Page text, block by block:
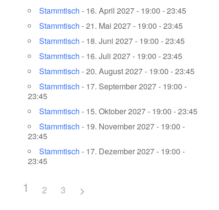
Stammtisch - 16. April 2027 - 19:00 - 23:45
Stammtisch - 21. Mai 2027 - 19:00 - 23:45
Stammtisch - 18. Juni 2027 - 19:00 - 23:45
Stammtisch - 16. Juli 2027 - 19:00 - 23:45
Stammtisch - 20. August 2027 - 19:00 - 23:45
Stammtisch - 17. September 2027 - 19:00 -
23:45
Stammtisch - 15. Oktober 2027 - 19:00 - 23:45
Stammtisch - 19. November 2027 - 19:00 -
23:45
Stammtisch - 17. Dezember 2027 - 19:00 -
23:45
1 2 3